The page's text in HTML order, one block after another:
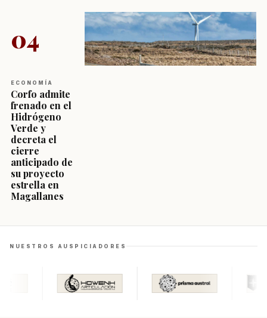
04
ECONOMÍA
Corfo admite
frenado en el
Hidrógeno
Verde y
decreta el
cierre
anticipado de
su proyecto
estrella en
Magallanes
NUESTROS AUSPICIADORES